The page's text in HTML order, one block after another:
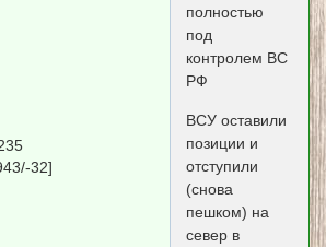
32]
полностью
под
контролем ВС
РФ
ВСУ оставили
позиции и
отступили
(снова
пешком) на
север в